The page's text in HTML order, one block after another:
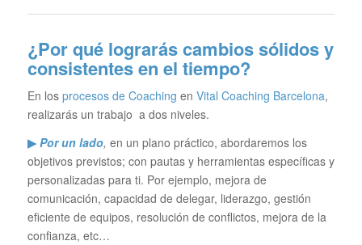
¿Por qué lograrás cambios sólidos y
consistentes en el tiempo?
En los procesos de Coaching en Vital Coaching Barcelona,
realizarás un trabajo a dos niveles.
▶Por un lado, en un plano práctico, abordaremos los
objetivos previstos; con pautas y herramientas específicas y
personalizadas para ti. Por ejemplo, mejora de
comunicación, capacidad de delegar, liderazgo, gestión
eficiente de equipos, resolución de conflictos, mejora de la
confianza, etc…